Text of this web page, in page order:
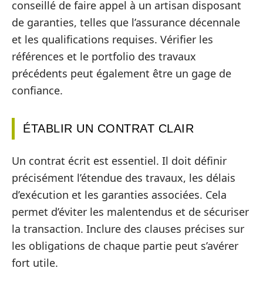
conseillé de faire appel à un artisan disposant
de garanties, telles que l’assurance décennale
et les qualifications requises. Vérifier les
références et le portfolio des travaux
précédents peut également être un gage de
confiance.
ÉTABLIR UN CONTRAT CLAIR
Un contrat écrit est essentiel. Il doit définir
précisément l’étendue des travaux, les délais
d’exécution et les garanties associées. Cela
permet d’éviter les malentendus et de sécuriser
la transaction. Inclure des clauses précises sur
les obligations de chaque partie peut s’avérer
fort utile.